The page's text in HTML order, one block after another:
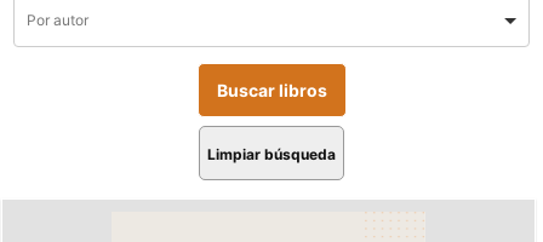
Limpiar búsqueda